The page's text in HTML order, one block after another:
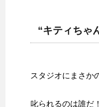
“キティちゃ
スタジオにまさか
叱られるのは誰だ